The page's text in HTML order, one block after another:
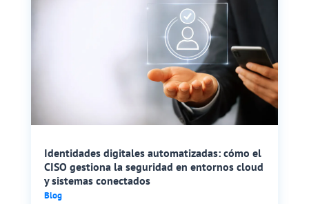
Identidades digitales automatizadas: cómo el
CISO gestiona la seguridad en entornos cloud
y sistemas conectados
Blog